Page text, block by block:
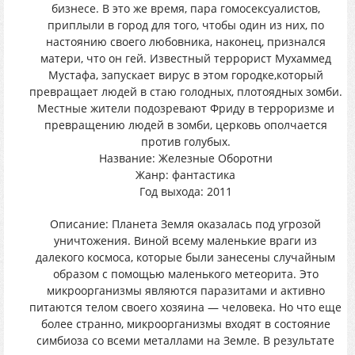
бизнесе. В это же время, пара гомосексуалистов,
приплыли в город для того, чтобы один из них, по
настоянию своего любовника, наконец, признался
матери, что он гей. Известный террорист Мухаммед
Мустафа, запускает вирус в этом городке,который
превращает людей в стаю голодных, плотоядных зомби.
Местные жители подозревают Фриду в терроризме и
превращению людей в зомби, церковь ополчается
против голубых.
Название: Железные Оборотни
Жанр: фантастика
Год выхода: 2011
Описание: Планета Земля оказалась под угрозой
уничтожения. Виной всему маленькие враги из
далекого космоса, которые были занесены случайным
образом с помощью маленького метеорита. Это
микроорганизмы являются паразитами и активно
питаются телом своего хозяина — человека. Но что еще
более странно, микроорганизмы входят в состояние
симбиоза со всеми металлами на Земле. В результате